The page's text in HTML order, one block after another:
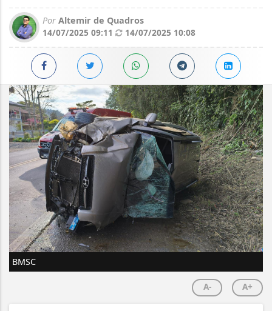
Por Altemir de Quadros
14/07/2025 09:11
14/07/2025 10:08
BMSC
A- A+